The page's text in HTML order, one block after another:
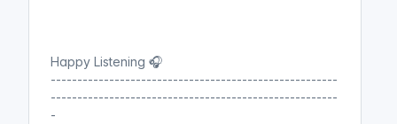
কখনো ভুল হলে । এবার ভিন্ন কিছু হোক ।
আরিফ আজাদ ।এবার ভিন্ন কিছু হোক
অডিওবুক । গল্প ৬ (এবার ভিন্ন কিছু হোক)
Happy Listening 🎧
------------------------------------------------------
------------------------------------------------------
-